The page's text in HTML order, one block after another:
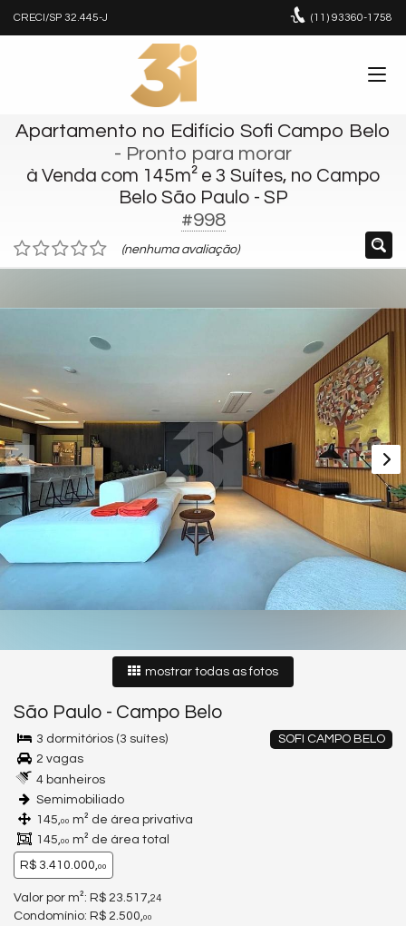
CRECI/SP 32.445-J (11) 93360-1758
Apartamento no Edifício Sofi Campo Belo
- Pronto para morar
à Venda com 145m² e 3 Suítes, no Campo
Belo São Paulo - SP
#998
(nenhuma avaliação)
mostrar todas as fotos
São Paulo - Campo Belo
SOFI CAMPO BELO
3 dormitórios (3 suítes)
2 vagas
4 banheiros
Semimobiliado
145,00 m² de área privativa
145,00 m² de área total
R$ 3.410.000,00
Valor por m²: R$ 23.517, 24
Condomínio: R$ 2.500, 00